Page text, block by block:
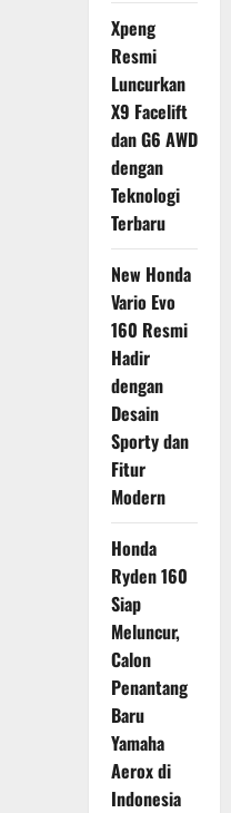
Xpeng
Resmi
Luncurkan
X9 Facelift
dan G6 AWD
dengan
Teknologi
Terbaru
New Honda
Vario Evo
160 Resmi
Hadir
dengan
Desain
Sporty dan
Fitur
Modern
Honda
Ryden 160
Siap
Meluncur,
Calon
Penantang
Baru
Yamaha
Aerox di
Indonesia